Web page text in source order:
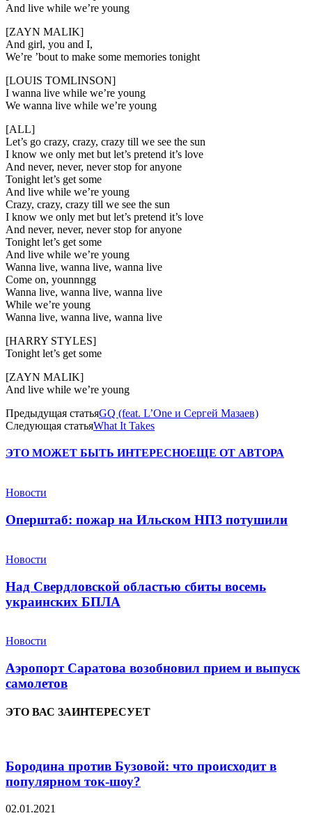
And live while we’re young
[ZAYN MALIK]
And girl, you and I,
We’re ’bout to make some memories tonight
[LOUIS TOMLINSON]
I wanna live while we’re young
We wanna live while we’re young
[ALL]
Let’s go crazy, crazy, crazy till we see the sun
I know we only met but let’s pretend it’s love
And never, never, never stop for anyone
Tonight let’s get some
And live while we’re young
Crazy, crazy, crazy till we see the sun
I know we only met but let’s pretend it’s love
And never, never, never stop for anyone
Tonight let’s get some
And live while we’re young
Wanna live, wanna live, wanna live
Come on, younnngg
Wanna live, wanna live, wanna live
While we’re young
Wanna live, wanna live, wanna live
[HARRY STYLES]
Tonight let’s get some
[ZAYN MALIK]
And live while we’re young
Предыдущая статьяGQ (feat. L’One и Сергей Мазаев)
Следующая статьяWhat It Takes
ЭТО МОЖЕТ БЫТЬ ИНТЕРЕСНОЕЩЕ ОТ АВТОРА
Новости
Оперштаб: пожар на Ильском НПЗ потушили
Новости
Над Свердловской областью сбиты восемь
украинских БПЛА
Новости
Аэропорт Саратова возобновил прием и выпуск
самолетов
ЭТО ВАС ЗАИНТЕРЕСУЕТ
Бородина против Бузовой: что происходит в
популярном ток-шоу?
02.01.2021